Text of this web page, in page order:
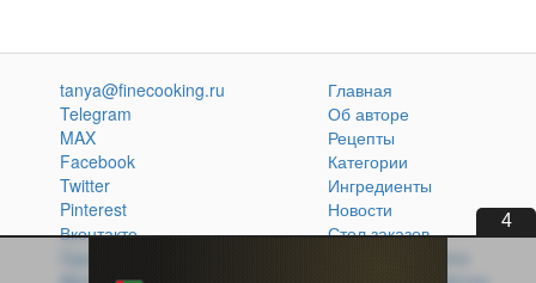
2
tanya@finecooking.ru
Telegram
MAX
Facebook
Twitter
Pinterest
Вконтакте
Одноклассники
Главная
Об авторе
Рецепты
Категории
Ингредиенты
Новости
Стол заказов